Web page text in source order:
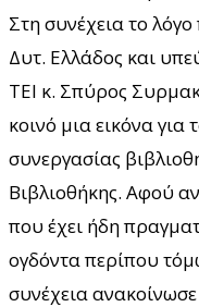
Στη συνέχεια το
Δυτ. Ελλάδος και
ΤΕΙ κ. Σπύρος
κοινό μια εικόνα
συνεργασίας
Βιβλιοθήκης. Αφού
που έχει ήδη
ογδόντα περίπου
συνέχεια